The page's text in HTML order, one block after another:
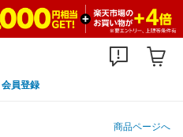
会員登録
商品ページへ